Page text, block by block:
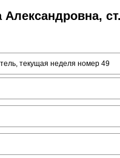
текущая неделя номер 49